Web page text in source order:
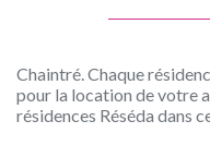
Chaintré. Chaque
pour la location de votre
résidences Réséda dans